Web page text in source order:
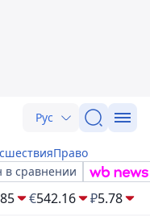
Рус
Право
в сравнении
€542.16 ₽5.78